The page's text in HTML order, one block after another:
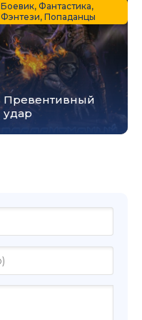
Превентивный
удар
Боевик, Фантастика,
Фэнтези, Попаданцы